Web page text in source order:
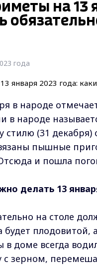
на 13
года
в народе
в народе
стилю (31
пышные
и пошла
делать 13
на столе
будет плодовитой,
в доме всегда
с зерном,